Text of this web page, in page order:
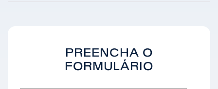
PREENCHA O
FORMULÁRIO